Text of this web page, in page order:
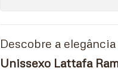
Descobre a
Unissexo Lattafa